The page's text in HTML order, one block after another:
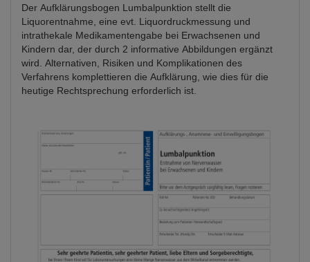
Der Aufklärungsbogen Lumbalpunktion stellt die
Liquorentnahme, eine evt. Liquordruckmessung und
intrathekale Medikamentengabe bei Erwachsenen und
Kindern dar, der durch 2 informative Abbildungen ergänzt
wird. Alternativen, Risiken und Komplikationen des
Verfahrens komplettieren die Aufklärung, wie dies für die
heutige Rechtsprechung erforderlich ist.